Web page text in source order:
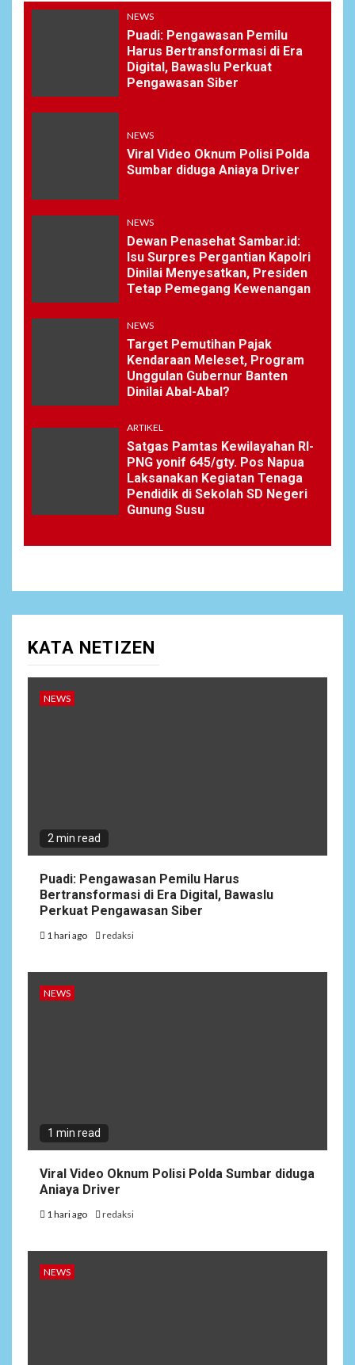
NEWS
Puadi: Pengawasan Pemilu
Harus Bertransformasi di Era
Digital, Bawaslu Perkuat
Pengawasan Siber
NEWS
Viral Video Oknum Polisi Polda
Sumbar diduga Aniaya Driver
NEWS
Dewan Penasehat Sambar.id:
Isu Surpres Pergantian Kapolri
Dinilai Menyesatkan, Presiden
Tetap Pemegang Kewenangan
NEWS
Target Pemutihan Pajak
Kendaraan Meleset, Program
Unggulan Gubernur Banten
Dinilai Abal-Abal?
ARTIKEL
Satgas Pamtas Kewilayahan RI-
PNG yonif 645/gty. Pos Napua
Laksanakan Kegiatan Tenaga
Pendidik di Sekolah SD Negeri
Gunung Susu
KATA NETIZEN
NEWS
2 min read
Puadi: Pengawasan Pemilu Harus
Bertransformasi di Era Digital, Bawaslu
Perkuat Pengawasan Siber
1 hari ago redaksi
NEWS
1 min read
Viral Video Oknum Polisi Polda Sumbar diduga
Aniaya Driver
1 hari ago redaksi
NEWS